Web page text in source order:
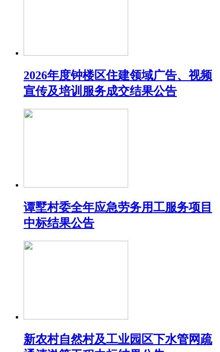
2026年度钟楼区住建领域广告、视频
宣传及培训服务成交结果公告
谭墅村委全年应急劳务用工服务项目
中标结果公告
新农村自然村及工业园区下水管网疏